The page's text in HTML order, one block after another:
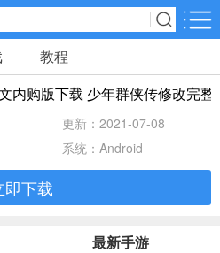
教程
内购版下载 少年群侠传修改完整
更新：2021-07-08
系统：Android
即下载
最新手游